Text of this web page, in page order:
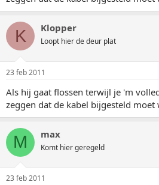
K Klopper
Loopt hier de deur plat
23 feb 2011
Als hij gaat flossen terwijl je 'm
zeggen dat de kabel bijgesteld moet
M max
Komt hier geregeld
23 feb 2011